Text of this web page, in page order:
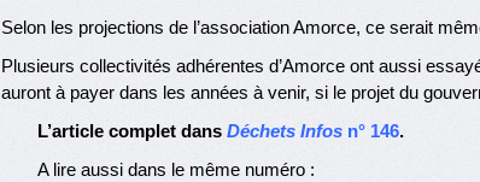
Selon les projections de l’association Amorce, ce serait
Plusieurs collectivités adhérentes d’Amorce ont aussi
auront à payer dans les années à venir, si le projet du
L’article complet dans Déchets Infosn° 146.
A lire aussi dans le même numéro :